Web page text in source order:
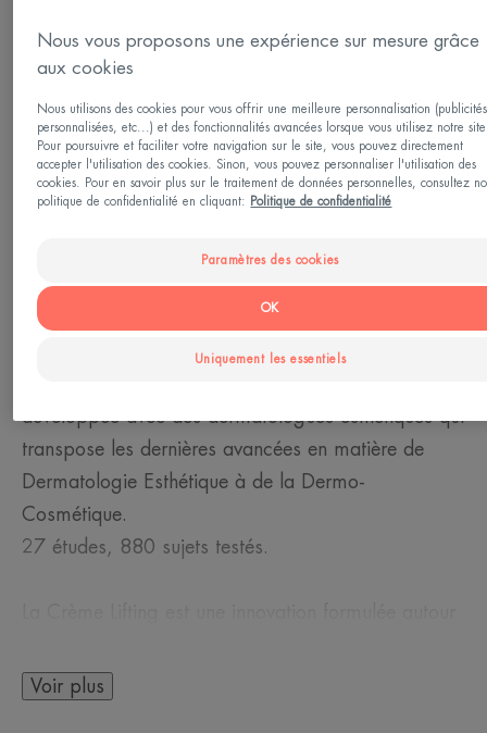
Tous types de peau
Besoin
Fabriqué en France
Le Laboratoire Dermatologique Avène innove avec
développée avec des dermatologues esthétiques qui
transpose les dernières avancées en matière de
Dermatologie Esthétique à de la Dermo-
Cosmétique.
27 études, 880 sujets testés.
rehausse les traits du visage et active les
Voir plus
Nous vous proposons une expérience sur mesure grâce
aux cookies
Nous utilisons des cookies pour vous offrir une meilleure personnalisation (publicités
personnalisées, etc...) et des fonctionnalités avancées lorsque vous utilisez notre
Pour poursuivre et faciliter votre navigation sur le site, vous pouvez directement
accepter l'utilisation des cookies. Sinon, vous pouvez personnaliser l'utilisation des
cookies. Pour en savoir plus sur le traitement de données personnelles, consultez
politique de confidentialité en cliquant:
Politique de confidentialité
Paramètres des cookies
Uniquement les essentiels
OK